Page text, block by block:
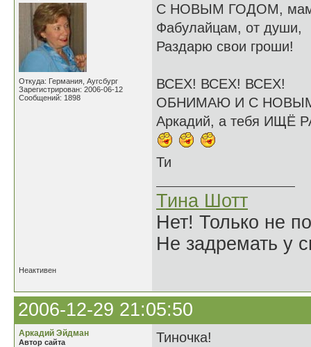
Откуда: Германия, Аугсбург
Зарегистрирован: 2006-06-12
Сообщений: 1898
С НОВЫМ ГОДОМ,
Фабулайцам, от души,
Раздарю свои гроши!
ВСЕХ! ВСЕХ! ВСЕХ!
ОБНИМАЮ И С
Аркадий, а тебя ИЩЁ
Ти
Тина Шотт
Нет! Только не
Не задремать у
Неактивен
2006-12-29 21:05:50
Аркадий Эйдман
Автор сайта
Тиночка!